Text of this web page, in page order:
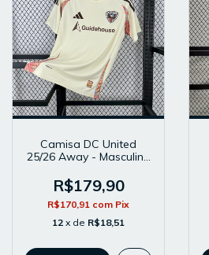
Camisa DC United
25/26 Away - Masculina
Branca
R$179,90
R$170,91 com Pix
12 x de R$18,51